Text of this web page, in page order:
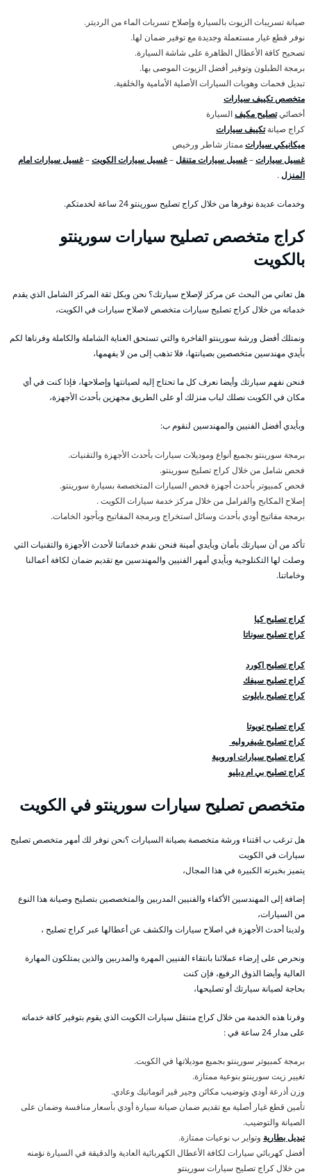
صيانة تسريبات الزيوت بالسيارة وإصلاح تسربات الماء من الرديتر.
نوفر قطع غيار مستعملة وجديدة مع توفير ضمان لها.
تصحيح كافة الأعطال الظاهرة على شاشة السيارة.
برمجة الطبلون وتوفير أفضل الزيوت الموصى بها.
تبديل فحمات وهوبات السيارات الأصلية الأمامية والخلفية.
متخصص تكييف سيارات
أخصائيتصليح مكيفالسيارة
كراج صيانةتكييف سيارات
ميكانيكي سياراتممتاز شاطر ورخيص
غسيل سيارات–غسيل سيارات متنقل–غسيل سيارات الكويت–غسيل سيارات امام
المنزل.
وخدمات عديدة نوفرها من خلال كراج تصليح سورينتو 24 ساعة لخدمتكم.
كراج متخصص تصليح سيارات سورينتو
بالكويت
هل تعاني من البحث عن مركز لإصلاح سيارتك؟ نحن وبكل ثقة المركز الشامل الذي يقدم
خدماته من خلال كراج تصليح سيارات متخصص لاصلاح سيارات في الكويت،
ونمتلك أفضل ورشة سورينتو الفاخرة والتي تستحق العناية الشاملة والكاملة وفرناها لكم
بأيدي مهندسين متخصصين بصيانتها، فلا تذهب إلى من لا يفهمها،
فنحن نفهم سيارتك وأيضا نعرف كل ما تحتاج إليه لصيانتها وإصلاحها، فإذا كنت في أي
مكان في الكويت نصلك لباب منزلك أو على الطريق مجهزين بأحدث الأجهزة،
وبأيدي أفضل الفنيين والمهندسين لنقوم ب:
برمجة سورينتو بجميع أنواع وموديلات سيارات بأحدث الأجهزة والتقنيات.
فحص شامل من خلال كراج تصليح سورينتو.
فحص كمبيوتر بأحدث أجهزة فحص السيارات المتخصصة بسيارة سورينتو.
إصلاح المكابح والفرامل من خلال مركز خدمة سيارات الكويت .
برمجة مفاتيح أودي بأحدث وسائل استخراج وبرمجة المفاتيح وبأجود الخامات.
تأكد من أن سيارتك بأمان وبأيدي أمينة فنحن نقدم خدماتنا لأحدث الأجهزة والتقنيات التي
وصلت لها التكنلوجية وبأيدي أمهر الفنيين والمهندسين مع تقديم ضمان لكافة أعمالنا
وخاماتنا.
كراج تصليح كيا
كراج تصليح سوناتا
كراج تصليح اكورد
كراج تصليح سيفك
كراج تصليح بايلوت
كراج تصليح تويوتا
كراج تصليح شيفروليه
كراج تصليح سيارات اوروبية
كراج تصليح بي ام دبليو
متخصص تصليح سيارات سورينتو في الكويت
هل ترغب ب اقتناء ورشة متخصصة بصيانة السيارات ؟نحن نوفر لك أمهر متخصص تصليح
سيارات في الكويت
يتميز بخبرته الكبيرة في هذا المجال،
إضافة إلى المهندسين الأكفاء والفنيين المدربين والمتخصصين بتصليح وصيانة هذا النوع
من السيارات،
ولدينا أحدث الأجهزة في اصلاح سيارات والكشف عن أعطالها عبر كراج تصليح ،
ونحرص على إرضاء عملائنا بانتقاء الفنيين المهرة والمدربين والذين يمتلكون المهارة
العالية وأيضا الذوق الرفيع، فإن كنت
بحاجة لصيانة سيارتك أو تصليحها،
وفرنا هذه الخدمة من خلال كراج متنقل سيارات الكويت الذي يقوم بتوفير كافة خدماته
على مدار 24 ساعة في :
برمجة كمبيوتر سورينتو بجميع موديلاتها في الكويت.
تغيير زيت سورينتو بنوعية ممتازة.
وزن أذرعة أودي وتوضيب مكائن وجير قير اتوماتيك وعادي.
تأمين قطع غيار أصلية مع تقديم ضمان صيانة سيارة أودي بأسعار منافسة وضمان على
الصيانة والتوضيب.
تبديل بطارية وتواير ب نوعيات ممتازة.
أفضل كهربائي سيارات لكافة الأعطال الكهربائية العادية والدقيقة في السيارة نؤمنه
من خلال كراج تصليح سيارات سورينتو